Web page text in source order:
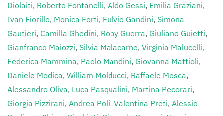
Diolaiti, Roberto Fontanelli, Aldo Gessi, Emilia Graziani,
Ivan Fiorillo, Monica Forti, Fulvio Gandini, Simona
Gautieri, Camilla Ghedini, Roby Guerra, Giuliano Guietti,
Gianfranco Maiozzi, Silvia Malacarne, Virginia Malucelli,
Federica Mammina, Paolo Mandini, Giovanna Mattioli,
Daniele Modica, William Molducci, Raffaele Mosca,
Alessandro Oliva, Luca Pasqualini, Martina Pecorari,
Giorgia Pizzirani, Andrea Poli, Valentina Preti, Alessio